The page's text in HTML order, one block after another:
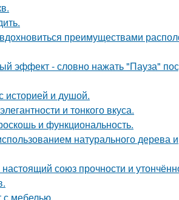
преимуществами
эффект - словно нажать "Пауза"
историей и душой.
и тонкого вкуса.
и функциональность.
натурального дерева и
союз прочности и